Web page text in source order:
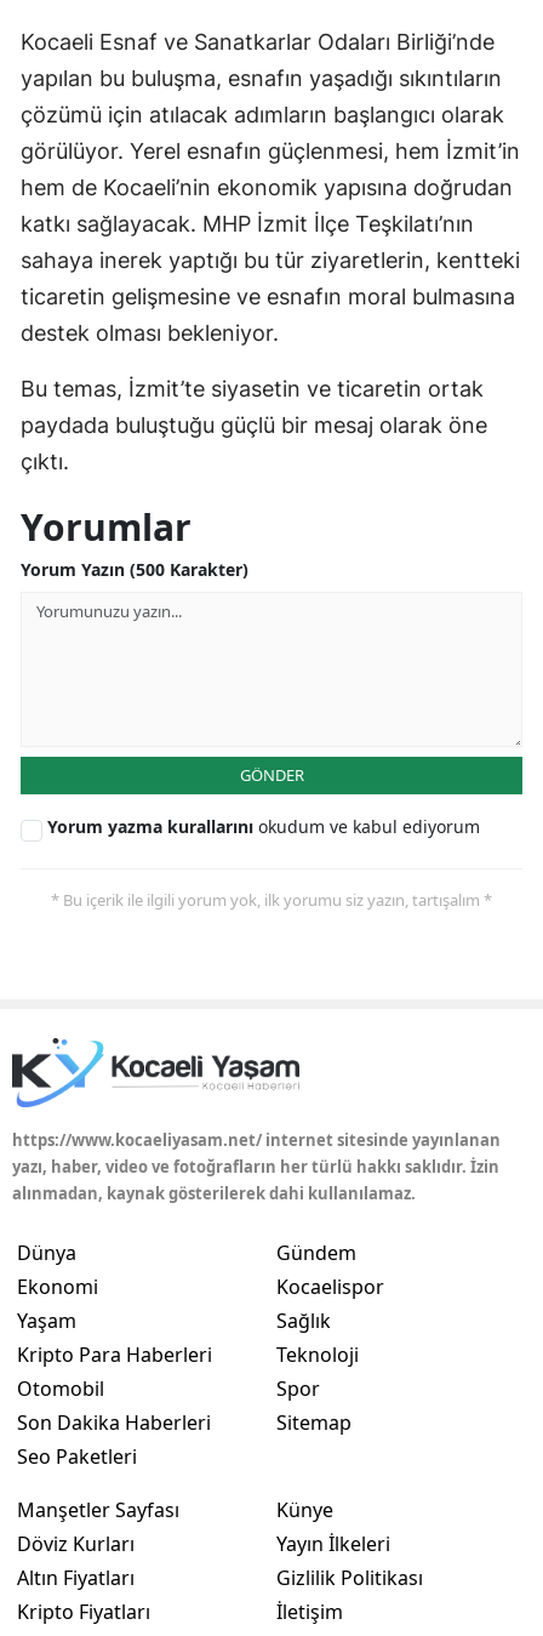
Yalova
Karabük
Kilis
Osmaniye
Düzce
Kocaeli Esnaf ve Sanatkarlar Odaları Birliği’nde
yapılan bu buluşma, esnafın yaşadığı sıkıntıların
çözümü için atılacak adımların başlangıcı olarak
görülüyor. Yerel esnafın güçlenmesi, hem İzmit’in
hem de Kocaeli’nin ekonomik yapısına doğrudan
katkı sağlayacak. MHP İzmit İlçe Teşkilatı’nın
sahaya inerek yaptığı bu tür ziyaretlerin, kentteki
ticaretin gelişmesine ve esnafın moral bulmasına
destek olması bekleniyor.
Bu temas, İzmit’te siyasetin ve ticaretin ortak
paydada buluştuğu güçlü bir mesaj olarak öne
çıktı.
Yorumlar
Yorum Yazın (500 Karakter)
GÖNDER
Yorum yazma kurallarını okudum ve kabul ediyorum
* Bu içerik ile ilgili yorum yok, ilk yorumu siz yazın, tartışalım *
https://www.kocaeliyasam.net/ internet sitesinde yayınlanan
yazı, haber, video ve fotoğrafların her türlü hakkı saklıdır. İzin
alınmadan, kaynak gösterilerek dahi kullanılamaz.
Dünya
Ekonomi
Yaşam
Kripto Para Haberleri
Otomobil
Son Dakika Haberleri
Seo Paketleri
Gündem
Kocaelispor
Sağlık
Teknoloji
Spor
Sitemap
Manşetler Sayfası
Döviz Kurları
Altın Fiyatları
Kripto Fiyatları
Künye
Yayın İlkeleri
Gizlilik Politikası
İletişim